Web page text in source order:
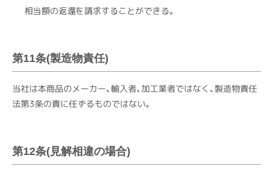
相当額の返還を請求することができる。
第11条(製造物責任)
当社は本商品のメーカー、輸入者、加工業者ではなく、製造物責任
法第3条の責に任ずるものではない。
第12条(見解相違の場合)